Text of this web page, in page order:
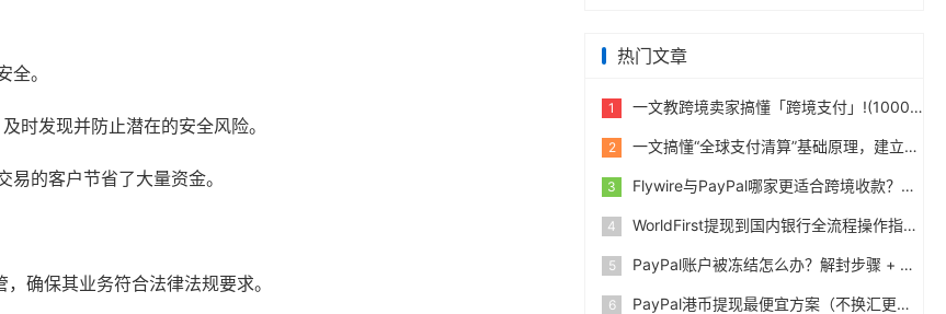
。
时发现并防止潜在的安全风险。
的客户节省了大量资金。
确保其业务符合法律法规要求。
热门文章
1 一文教跨境卖家搞懂「跨境支付」!(10000字)
2 一文搞懂“全球支付清算”基础原理，建立跨境支付底层认知
3 Flywire与PayPal哪家更适合跨境收款？收费到账体验全面评测
4 WorldFirst提现到国内银行全流程操作指南，卖家必读完整攻略
5 PayPal账户被冻结怎么办？解封步骤 + 防止再次限制指南
6 PayPal港币提现最便宜方案（不换汇更省钱）